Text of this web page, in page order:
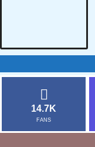
14.7K
FANS